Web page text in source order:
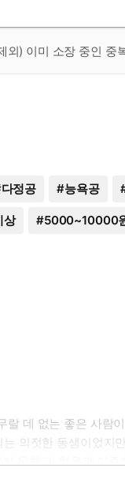
외) 이미 소장 중인
다정공 #능욕공
상 #5000~10000
데 없는 좋은 사
의젓한 동생이었지
못했다. 현욱과 이